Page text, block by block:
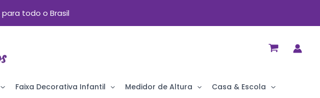
para todo o Brasil
Faixa Decorativa Infantil Medidor de Altura Casa & Escola